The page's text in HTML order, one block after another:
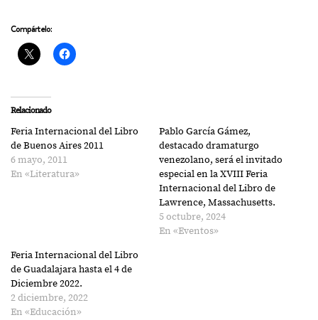
Compártelo:
Relacionado
Feria Internacional del Libro
de Buenos Aires 2011
6 mayo, 2011
En «Literatura»
Pablo García Gámez,
destacado dramaturgo
venezolano, será el invitado
especial en la XVIII Feria
Internacional del Libro de
Lawrence, Massachusetts.
5 octubre, 2024
En «Eventos»
Feria Internacional del Libro
de Guadalajara hasta el 4 de
Diciembre 2022.
2 diciembre, 2022
En «Educación»